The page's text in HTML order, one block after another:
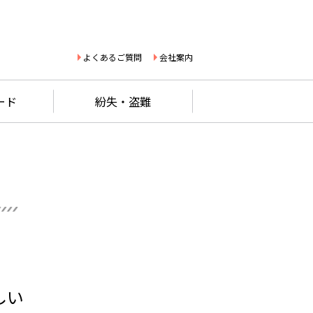
よくあるご質問 会社案内
ド 紛失・盗難
い